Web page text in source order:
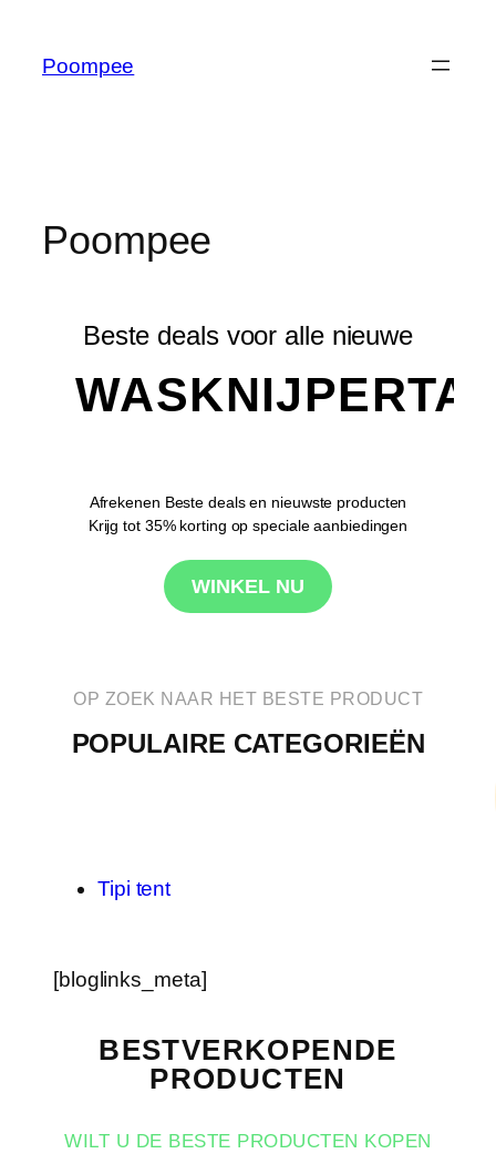
Poompee
Poompee
Beste deals voor alle nieuwe
Afrekenen Beste deals en nieuwste producten
Krijg tot 35% korting op speciale aanbiedingen
WINKEL NU
OP ZOEK NAAR HET BESTE PRODUCT
POPULAIRE CATEGORIEËN
Tipi tent
[bloglinks_meta]
BESTVERKOPENDE
PRODUCTEN
WILT U DE BESTE PRODUCTEN KOPEN